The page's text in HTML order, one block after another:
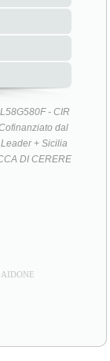
- CIR
dal
+ Sicilia
DI CERERE